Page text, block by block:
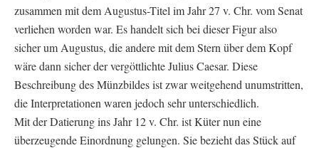
zusammen mit dem Augustus-Titel im Jahr 27 v. Chr. vom Senat
verliehen worden war. Es handelt sich bei dieser Figur also
sicher um Augustus, die andere mit dem Stern über dem Kopf
wäre dann sicher der vergöttlichte Julius Caesar. Diese
Beschreibung des Münzbildes ist zwar weitgehend unumstritten,
die Interpretationen waren jedoch sehr unterschiedlich.
Mit der Datierung ins Jahr 12 v. Chr. ist Küter nun eine
überzeugende Einordnung gelungen. Sie bezieht das Stück auf